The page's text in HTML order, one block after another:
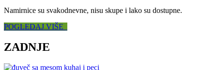
Namirnice su svakodnevne, nisu skupe i lako su dostupne.
POGLEDAJ VIŠE
ZADNJE